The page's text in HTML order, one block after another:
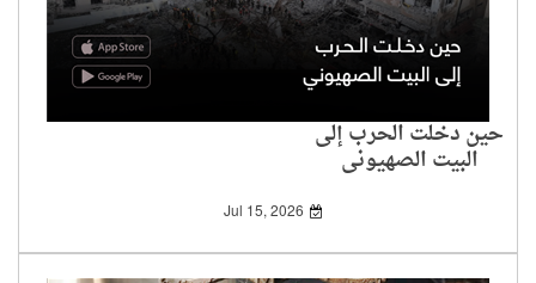
حين دخلت الحرب إلى
البيت الصهيوني
Jul 15, 2026